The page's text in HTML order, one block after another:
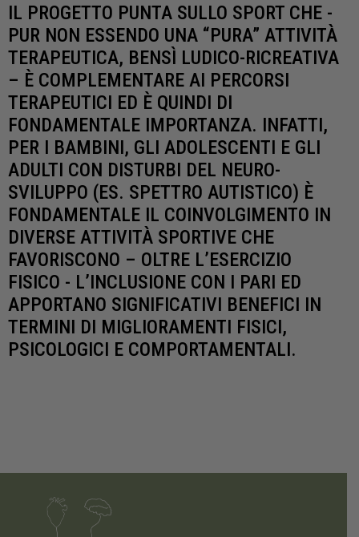
IL PROGETTO PUNTA SULLO SPORT CHE -
PUR NON ESSENDO UNA “PURA” ATTIVITÀ
TERAPEUTICA, BENSÌ LUDICO-RICREATIVA
– È COMPLEMENTARE AI PERCORSI
TERAPEUTICI ED È QUINDI DI
FONDAMENTALE IMPORTANZA. INFATTI,
PER I BAMBINI, GLI ADOLESCENTI E GLI
ADULTI CON DISTURBI DEL NEURO-
SVILUPPO (ES. SPETTRO AUTISTICO) È
FONDAMENTALE IL COINVOLGIMENTO IN
DIVERSE ATTIVITÀ SPORTIVE CHE
FAVORISCONO – OLTRE L’ESERCIZIO
FISICO - L’INCLUSIONE CON I PARI ED
APPORTANO SIGNIFICATIVI BENEFICI IN
TERMINI DI MIGLIORAMENTI FISICI,
PSICOLOGICI E COMPORTAMENTALI.